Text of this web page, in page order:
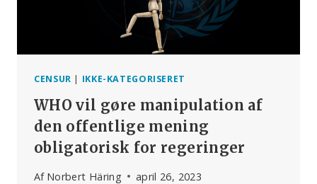
CENSUR | IKKE-KATEGORISERET
WHO vil gøre manipulation af
den offentlige mening
obligatorisk for regeringer
Af Norbert Häring april 26, 2023